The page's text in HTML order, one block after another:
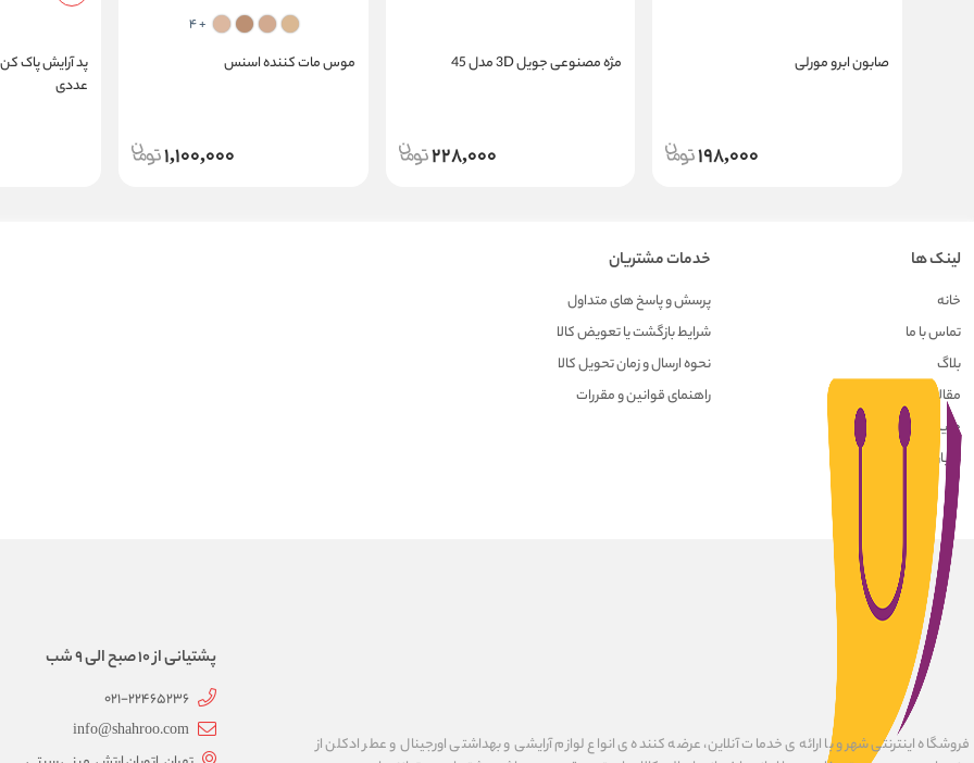
صابون ابرو مورلی
198,000
مژه مصنوعی جویل 3D مدل 45
228,000
+ 4
موس مات کننده اسنس
1,100,000
عددی
لینک ها
خانه
تماس با ما
بلاگ
مقالات
حریم خصوصی کاربران
درباره ما
خدمات مشتریان
پرسش و پاسخ های متداول
شرایط بازگشت یا تعویض کالا
نحوه ارسال و زمان تحویل کالا
راهنمای قوانین و مقررات
فروشگاه اینترنتی شهرو با ارائه ی خدمات آنلاین، عرضه کننده ی انواع لوازم آرایشی و بهداشتی اورجینال و عطر ادکلن از
پشتیانی از 10 صبح الی 9 شب
021-22465236
info@shahroo.com